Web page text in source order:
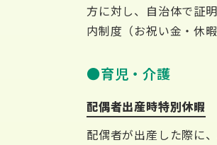
方に対し、自治体で証
内制度（お祝い金・休
育児・介護
配偶者出産時特別休暇
配偶者が出産した際に